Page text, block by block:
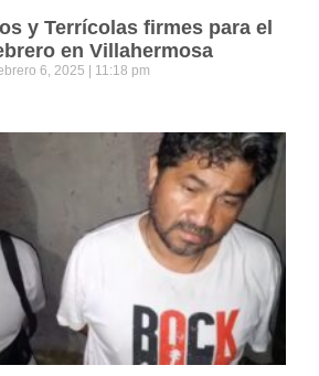
y Terrícolas firmes para el
en Villahermosa
6, 2025 11:18 pm